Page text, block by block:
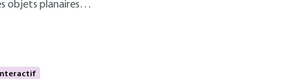
objets planaires…